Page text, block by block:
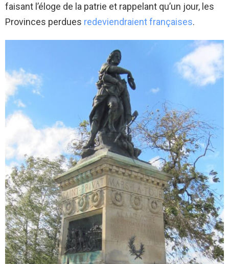
faisant l’éloge de la patrie et rappelant qu’un jour, les
Provinces perdues redeviendraient françaises.